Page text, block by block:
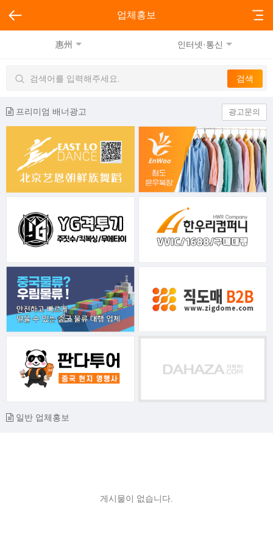
업체홍보
惠州 인터넷·통신
프리미엄 배너광고 광고문의
일반 업체홍보
게시물이 없습니다.